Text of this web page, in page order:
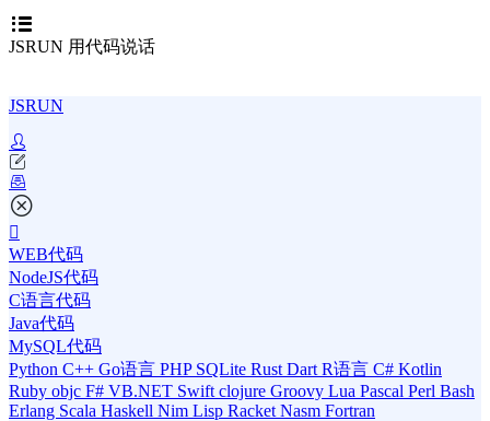
JSRUN 用代码说话
JSRUN
WEB代码
NodeJS代码
C语言代码
Java代码
MySQL代码
Python C++ Go语言 PHP SQLite Rust Dart R语言 C# Kotlin
Ruby objc F# VB.NET Swift clojure Groovy Lua Pascal Perl Bash
Erlang Scala Haskell Nim Lisp Racket Nasm Fortran